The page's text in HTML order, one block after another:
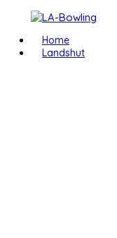
Home
Landshut